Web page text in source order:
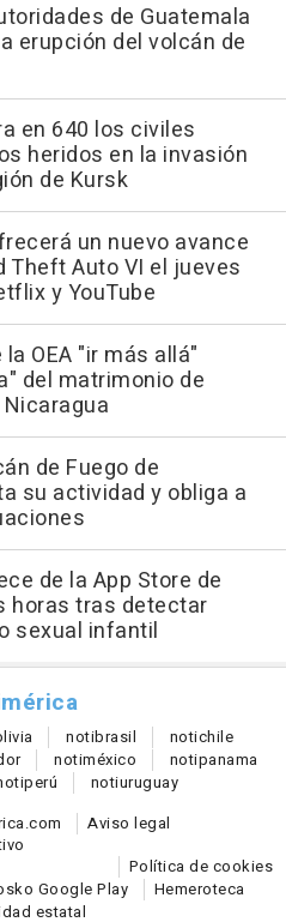
de Guatemala
erupción del volcán de
en 640 los civiles
heridos en la invasión
de Kursk
un nuevo avance
Theft Auto VI el jueves
y YouTube
OEA "ir más allá"
del matrimonio de
de Fuego de
su actividad y obliga a
de la App Store de
horas tras detectar
sexual infantil
mérica
notibrasil notichile
notiméxico notipanama
perú notiuruguay
Aviso legal
Política de cookies
Google Play
Hemeroteca
estatal